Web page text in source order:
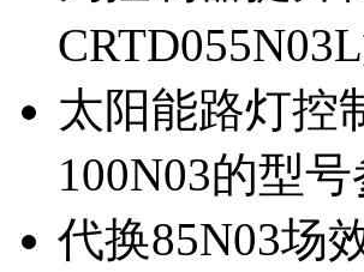
太阳能路灯控
100N03的型号
代换85N03场